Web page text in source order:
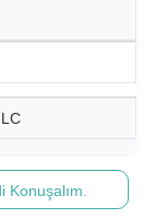
Konuşalım.